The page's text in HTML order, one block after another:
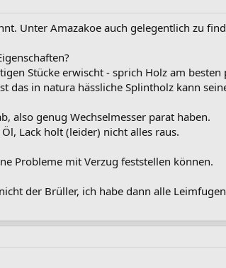
Unter Amazakoe auch gelegentlich zu
Stücke erwischt - sprich Holz am
das in natura hässliche Splintholz kann
also genug Wechselmesser parat haben.
Lack holt (leider) nicht alles raus.
Probleme mit Verzug feststellen können.
der Brüller, ich habe dann alle